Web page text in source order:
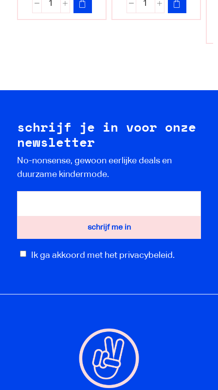
schrijf je in voor onze
newsletter
No-nonsense, gewoon eerlijke deals en
duurzame kindermode.
Ik ga akkoord met het privacybeleid.